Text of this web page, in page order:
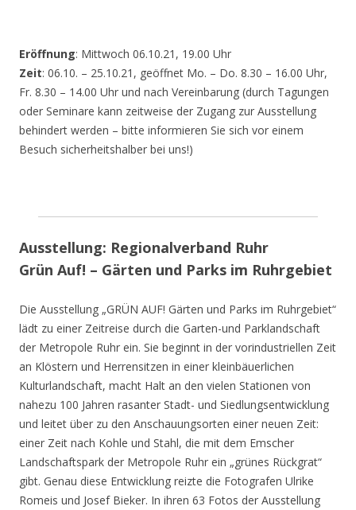
Eröffnung: Mittwoch 06.10.21, 19.00 Uhr
Zeit: 06.10. – 25.10.21, geöffnet Mo. – Do. 8.30 – 16.00 Uhr,
Fr. 8.30 – 14.00 Uhr und nach Vereinbarung (durch Tagungen
oder Seminare kann zeitweise der Zugang zur Ausstellung
behindert werden – bitte informieren Sie sich vor einem
Besuch sicherheitshalber bei uns!)
Ausstellung: Regionalverband Ruhr
Grün Auf! – Gärten und Parks im Ruhrgebiet
Die Ausstellung „GRÜN AUF! Gärten und Parks im Ruhrgebiet“
lädt zu einer Zeitreise durch die Garten-und Parklandschaft
der Metropole Ruhr ein. Sie beginnt in der vorindustriellen Zeit
an Klöstern und Herrensitzen in einer kleinbäuerlichen
Kulturlandschaft, macht Halt an den vielen Stationen von
nahezu 100 Jahren rasanter Stadt- und Siedlungsentwicklung
und leitet über zu den Anschauungsorten einer neuen Zeit:
einer Zeit nach Kohle und Stahl, die mit dem Emscher
Landschaftspark der Metropole Ruhr ein „grünes Rückgrat“
gibt. Genau diese Entwicklung reizte die Fotografen Ulrike
Romeis und Josef Bieker. In ihren 63 Fotos der Ausstellung